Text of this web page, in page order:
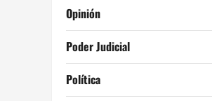
Opinión
Poder Judicial
Política